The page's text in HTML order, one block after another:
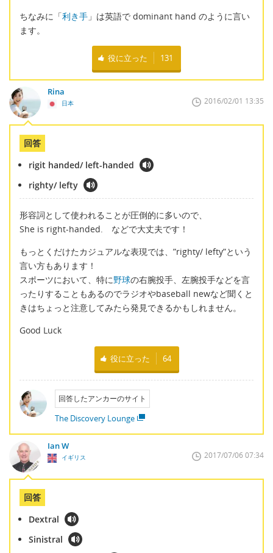
ちなみに「利き手 」は英語で dominant hand のように言い
ます。
役に立った 131
Rina
日本 2016/02/01 13:35
回答
rigit handed/ left-handed
righty/ lefty
形容詞として使われることが圧倒的に多いので、
She is right-handed. などで大丈夫です！
もっとくだけたカジュアルな表現では、”righty/ lefty”という
言い方もあります！
スポーツにおいて、特に野球の右腕投手、左腕投手などを言
ったりすることもあるのでラジオやbaseball newなど聞くと
きはちょっと注意してみたら発見できるかもしれません。
Good Luck
役に立った 64
回答したアンカーのサイト
The Discovery Lounge
Ian W
イギリス 2017/07/06 07:34
回答
Dextral
Sinistral